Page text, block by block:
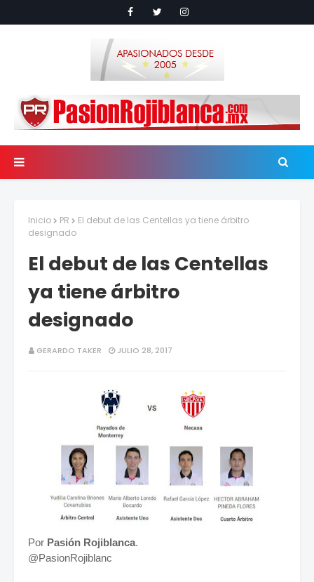
Inicio PR
El debut de las Centellas ya tiene árbitro
designado
El debut de las Centellas
ya tiene árbitro
designado
GERARDO TAKER JULIO 28, 2017
Por Pasión Rojiblanca.
@PasionRojiblanc